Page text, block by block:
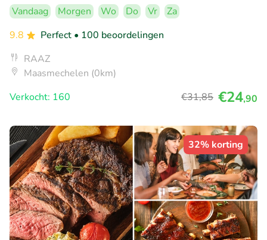
Vandaag Morgen Wo Do Vr
Za
9.8
Perfect • 100 beoordelingen
RAAZ
Maasmechelen (0km)
Verkocht: 160
€31,85 €24,90
32% korting